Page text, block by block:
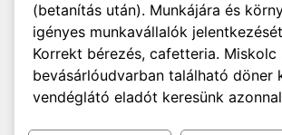
(betanítás után). Munkájára és
igényes munkavállalók
Korrekt bérezés, cafetteria. Miskolc
bevásárlóudvarban található döner
vendéglátó eladót keresünk